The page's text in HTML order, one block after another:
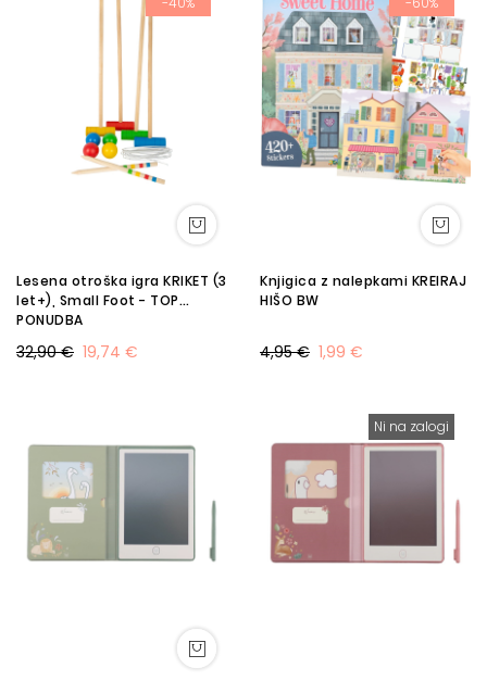
Lesena otroška igra KRIKET (3
let+), Small Foot - TOP
PONUDBA
19,74 €
32,90 €
Knjigica z nalepkami KREIRAJ
HIŠO BW
1,99 €
4,95 €
Ni na zalogi